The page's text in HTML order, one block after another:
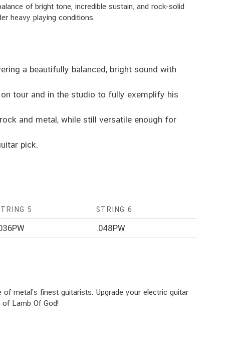
of bright tone, incredible sustain, and rock-solid
heavy playing conditions.
a beautifully balanced, bright sound with
tour and in the studio to fully exemplify his
and metal, while still versatile enough for
pick.
5 STRING 6
.048PW
metal’s finest guitarists. Upgrade your electric guitar
Lamb Of God!